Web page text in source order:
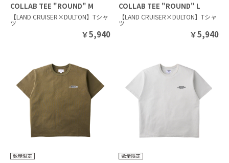
COLLAB TEE "ROUND" M
MOSS GREEN
【LAND CRUISER×DULTON】Tシャ
ツ
￥5,940
COLLAB TEE "ROUND" L
MOSS GREEN
【LAND CRUISER×DULTON】Tシャ
ツ
￥5,940